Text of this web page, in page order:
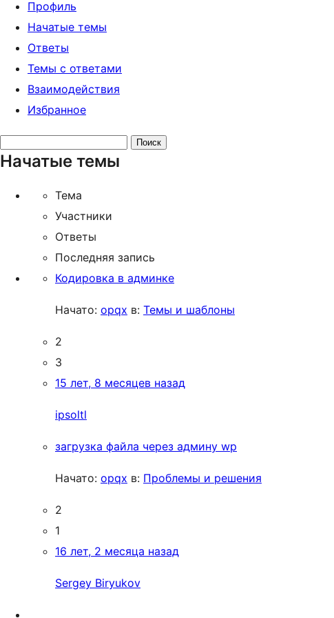
Профиль
Начатые темы
Ответы
Темы с ответами
Взаимодействия
Избранное
тем:
Начатые темы
Тема
Участники
Ответы
Последняя запись
Кодировка в админке
Начато: opqx в: Темы и шаблоны
2
3
15 лет, 8 месяцев назад
ipsoltl
загрузка файла через админу wp
Начато: opqx в: Проблемы и решения
2
1
16 лет, 2 месяца назад
Sergey Biryukov